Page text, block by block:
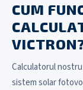
CUM
Calculatorul
sistem solar